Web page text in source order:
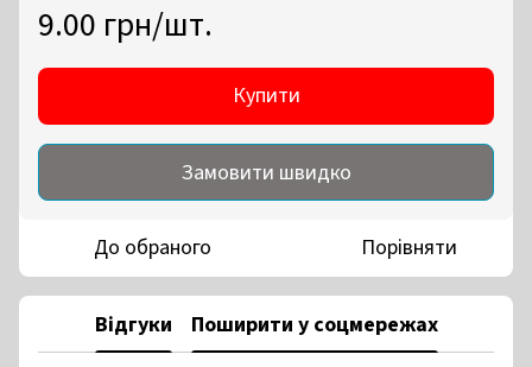
9.00 грн/шт.
Купити
Замовити швидко
До обраного Порівняти
Відгуки Поширити у соцмережах